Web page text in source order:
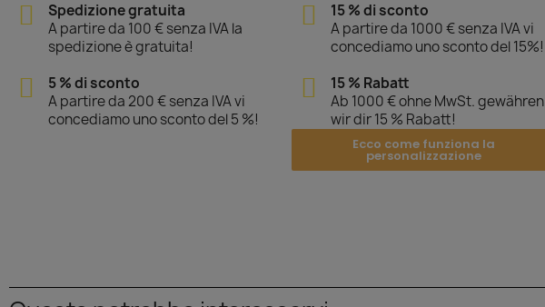
Spedizione gratuita
A partire da 100 € senza IVA la
spedizione è gratuita!
5 % di sconto
A partire da 200 € senza IVA vi
concediamo uno sconto del 5 %!
15 % di sconto
A partire da 1000 € senza IVA vi
concediamo uno sconto del 15%!
15 % Rabatt
Ab 1000 € ohne MwSt. gewähren
wir dir 15 % Rabatt!
Ecco come funziona la
personalizzazione